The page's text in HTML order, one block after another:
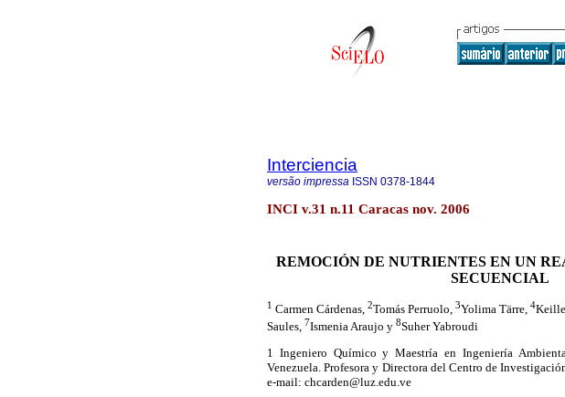
Interciencia
versão impressa ISSN 0378-1844
INCI v.31 n.11 Caracas nov. 2006
REMOCIÓN DE NUTRIENTES EN UN
SECUENCIAL
1 Carmen Cárdenas, 2Tomás Perruolo, 3Yolima Tärre, 4
Saules, 7Ismenia Araujo y 8Suher Yabroudi
1 Ingeniero Químico y Maestría en Ingeniería
Venezuela. Profesora y Directora del Centro de
e-mail: chcarden@luz.edu.ve